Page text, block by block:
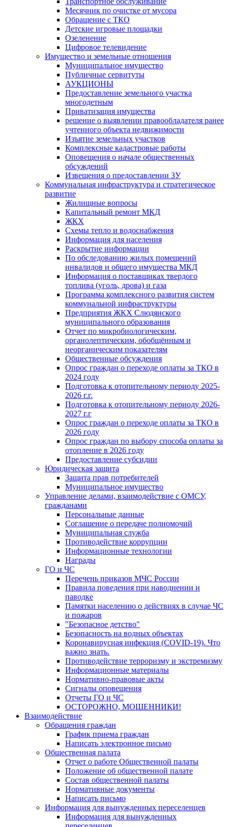
Месячник по очистке от мусора
Обращение с ТКО
Детские игровые площадки
Озеленение
Цифровое телевидение
Имущество и земельные отношения
Муниципальное имущество
Публичные сервитуты
АУКЦИОНЫ
Предоставление земельного участка
многодетным
Приватизация имущества
решение о выявлении правообладателя ранее
учтенного объекта недвижимости
Изъятие земельных участков
Комплексные кадастровые работы
Оповещения о начале общественных
обсуждений
Извещения о предоставлении ЗУ
Коммунальная инфраструктура и стратегическое
развитие
Жилищные вопросы
Капитальный ремонт МКД
ЖКХ
Схемы тепло и водоснабжения
Информация для населения
Раскрытие информации
По обследованию жилых помещений
инвалидов и общего имущества МКД
Информация о поставщиках твердого
топлива (уголь, дрова) и газа
Программа комплексного развития систем
коммунальной инфраструктуры
Предприятия ЖКХ Слюдянского
муниципального образования
Отчет по микробиологическим,
органолептическим, обобщённым и
неорганическим показателям
Общественные обсуждения
Опрос граждан о переходе оплаты за ТКО в
2024 году
Подготовка к отопительному периоду 2025-
2026 г.г.
Подготовка к отопительному периоду 2026-
2027 г.г
Опрос граждан о переходе оплаты за ТКО в
2026 году
Опрос граждан по выбору способа оплаты за
отопление в 2026 году
Предоставление субсидии
Юридическая защита
Защита прав потребителей
Муниципальное имущество
Управление делами, взаимодействие с ОМСУ,
гражданами
Персональные данные
Соглашение о передаче полномочий
Муниципальная служба
Противодействие коррупции
Информационные технологии
Награды
ГО и ЧС
Перечень приказов МЧС России
Правила поведения при наводнении и
паводке
Памятки населению о действиях в случае ЧС
и пожаров
"Безопасное детство"
Безопасность на водных объектах
Коронавирусная инфекция (COVID-19). Что
важно знать.
Противодействие терроризму и экстремизму
Информационные материалы
Нормативно-правовые акты
Сигналы оповещения
Отчеты ГО и ЧС
ОСТОРОЖНО, МОШЕННИКИ!
Взаимодействие
Обращения граждан
График приема граждан
Написать электронное письмо
Общественная палата
Отчет о работе Общественной палаты
Положение об общественной палате
Состав общественной палаты
Нормативные документы
Написать письмо
Информация для вынужденных переселенцев
Информация для вынужденных